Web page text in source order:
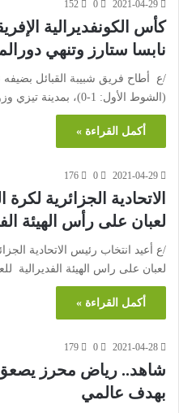
2021-04-29
0
152
كأس الكونفديرالية
نابسا ستارز وتنهي
(الشوط الأول: 1-0)، بمدينة تيزي وزو، وذلك ضمن الجولة…
أكمل القراءة »
2021-04-29
0
176
الاتحادية الجزائرية
لعبان على رأس الهيئة
/ع أعيد انتخاب رئيس الاتحادية
لعبان على راس الهيئة الفديرالية للعهدة
أكمل القراءة »
2021-04-28
0
179
شاهد.. رياض محرز
بهدف عالمي